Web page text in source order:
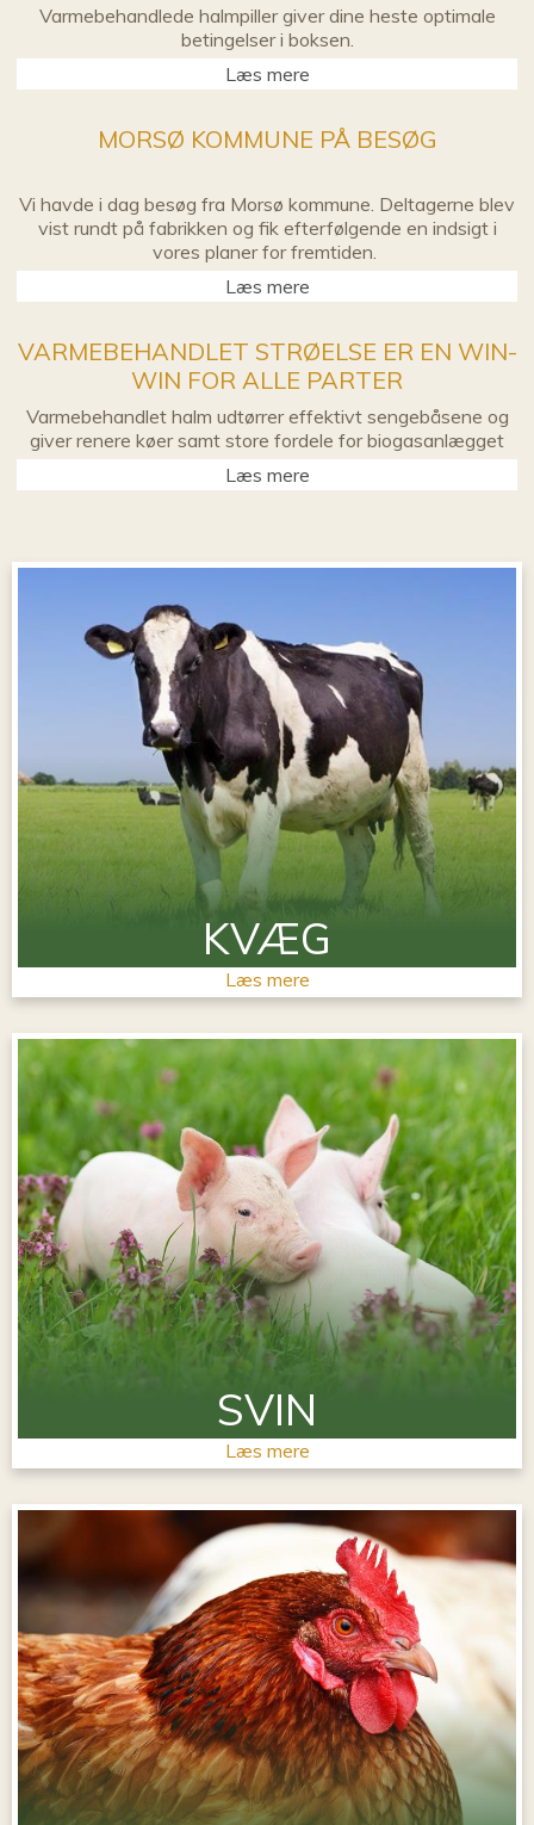
Varmebehandlede halmpiller giver dine heste optimale
betingelser i boksen.
Læs mere
MORSØ KOMMUNE PÅ BESØG
Vi havde i dag besøg fra Morsø kommune. Deltagerne blev
vist rundt på fabrikken og fik efterfølgende en indsigt i
vores planer for fremtiden.
Læs mere
VARMEBEHANDLET STRØELSE ER EN WIN-
WIN FOR ALLE PARTER
Varmebehandlet halm udtørrer effektivt sengebåsene og
giver renere køer samt store fordele for biogasanlægget
Læs mere
KVÆG
Læs mere
SVIN
Læs mere